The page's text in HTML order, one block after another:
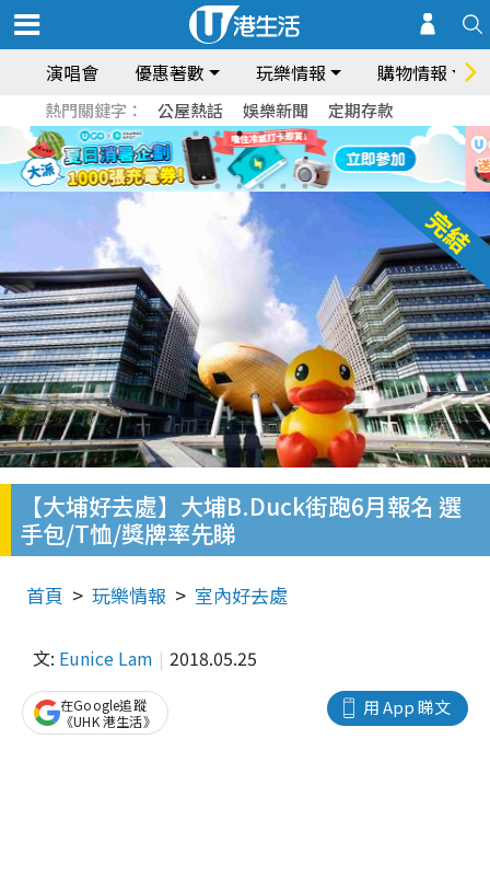
演唱會 優惠著數 玩樂情報 購物情報
熱門關鍵字： 公屋熱話 娛樂新聞 定期存款
【大埔好去處】大埔B.Duck街跑6月報名 選
手包/T恤/獎牌率先睇
首頁 玩樂情報 室內好去處
文: Eunice Lam 2018.05.25
用 App 睇文
在Google追蹤
《UHK 港生活》